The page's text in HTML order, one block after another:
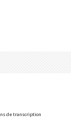
de transcription